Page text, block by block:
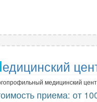
едицинский
медицинский
приема: от